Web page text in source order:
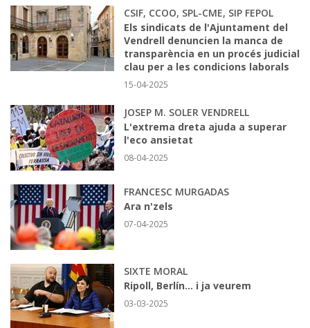
CSIF, CCOO, SPL-CME, SIP FEPOL
Els sindicats de l'Ajuntament del
Vendrell denuncien la manca de
transparència en un procés judicial
clau per a les condicions laborals
15-04-2025
JOSEP M. SOLER VENDRELL
L'extrema dreta ajuda a superar
l'eco ansietat
08-04-2025
FRANCESC MURGADAS
Ara n'zels
07-04-2025
SIXTE MORAL
Ripoll, Berlín... i ja veurem
03-03-2025